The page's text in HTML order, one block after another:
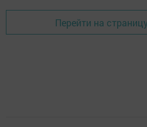
Перейти на